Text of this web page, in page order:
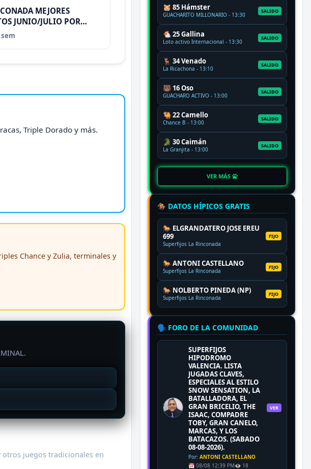
MEJORES
JUNIO/JULIO POR
CASTELLANO
sem
Triple Dorado y más.
Chance y Zulia, terminales y
otros juegos tradicionales en
🐹 85 Hámster
GUACHARITO MILLONARIO - 13:30
SALIDO
🐔 25 Gallina
Loto activo Internacional - 13:30
SALIDO
🦌 34 Venado
La Ricachona - 13:10
SALIDO
🐻 16 Oso
GUACHARO ACTIVO - 13:00
SALIDO
🐫 22 Camello
Chance B - 13:00
SALIDO
🐊 30 Caimán
La Granjita - 13:00
SALIDO
VER MÁS
🏇 DATOS HÍPICOS GRATIS
🐎 ELGRANDATERO JOSE EREU
699
Superfijos La Rinconada
FIJO
🐎 ANTONI CASTELLANO
Superfijos La Rinconada
FIJO
🐎 NOLBERTO PINEDA (NP)
Superfijos La Rinconada
FIJO
🗣️ FORO DE LA COMUNIDAD
SUPERFIJOS
HIPODROMO
VALENCIA. LISTA
JUGADAS CLAVES,
ESPECIALES AL ESTILO
SNOW SENSATION, LA
BATALLADORA, EL
GRAN BRICELIO, THE
ISAAC, COMPADRE
TOBY, GRAN CANELO,
MARCAS, Y LOS
BATACAZOS. (SABADO
08-08-2026).
Por: ANTONI CASTELLANO
📅 08/08 12:39 PM👁️ 18
VER